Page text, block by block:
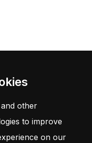
other
to improve
on our
les dernières mises à
Ne vous inquiétez pas,